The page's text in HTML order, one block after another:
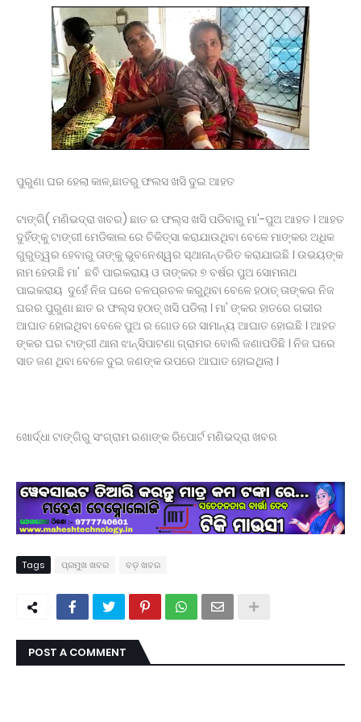
ନମ୍ବର ୱାର୍ଡ଼ ବାସୀଙ୍କୁ ମିଳିଲା ଶୁଦ୍ଧ ପାନୀୟ ଜଳ
ବାଇକରୁ ଖସିପଡି ମହିଳା ମୃତ, ହତ୍ୟା ଅଭିଯୋଗ ଆଣିଲେ
ପରିବାରବର୍ଗ
ବାଲିଅନ୍ତା ସୌମ୍ୟମର୍ଡର;ଚାର୍ଜସିଟ୍ ଦାଖଲ
ବିଦାହେବେ ଆଉ ୬ ବାଂଲାଦେଶୀ ।
ସଂଶୋଧିତ ପାଠ୍ୟପୁସ୍ତକ ତ୍ରୁଟି ନେଇ ସ୍ପଷ୍ଟୀକରଣ
ବିଜେପି କର୍ମୀଙ୍କୁ ହତ୍ୟା; ୨ଅଟକ ।
ବାଂଲାଦେଶକୁ ଫେରିବି- ଶେଖ୍ ହାସିନା ।
ବିନା ଦୋଷରେ ଜେଲ୍‌ରେ ୨୨ ବର୍ଷ ।
ଆବାସିକ ବିଦ୍ୟାଳୟରେ ହିଂସା! ନଡ଼ିଆ ବାହୁଙ୍ଗା ରେ 20ରୁ
ଘରେ ଘରେ ତ୍ରିରଙ୍ଗା ଅଭିଯାନ
ପୁରୁଣା ଘର ହେଲା କାଳ,ଛାତରୁ ଫଲସ ଖସି ଦୁଇ ଆହତ
ଟାଙ୍ଗି( ମଣିଭଦ୍ରା ଖବର) ଛାତ ର ଫଲ୍ସ ଖସି ପଡିବାରୁ ମା'-ପୁଅ ଆହତ । ଆହତ
ଦୁହିଁଙ୍କୁ ଟାଙ୍ଗୀ ମେଡିକାଲ ରେ ଚିକିତ୍ସା କରାଯାଉଥିବା ବେଳେ ମାଙ୍କର ଅଧିକ
ଗୁରୁତ୍ୱର ହେବାରୁ ତାଙ୍କୁ ଭୁବନେଶ୍ୱର ସ୍ଥାନାନ୍ତରିତ କରାଯାଇଛି । ଉଭୟଙ୍କ
ନାମ ହେଉଛି ମା' ଛବି ପାଇକରାୟ ଓ ତାଙ୍କର ୭ ବର୍ଷର ପୁଅ ସୋମନାଥ
ପାଇକରାୟ ଦୁହେଁ ନିଜ ଘରେ ଚଳପ୍ରଚଳ କରୁଥିବା ବେଳେ ହଠାତ୍ ତାଙ୍କର ନିଜ
ଘରର ପୁରୁଣା ଛାତ ର ଫଲ୍ସ ହଠାତ୍ ଖସି ପଡିଲା । ମା' ଙ୍କର ହାତରେ ଗଭୀର
ଆଘାତ ହୋଇଥିବା ବେଳେ ପୁଅ ର ଗୋଡ ରେ ସାମାନ୍ୟ ଆଘାତ ହୋଇଛି । ଆହତ
ଙ୍କର ଘର ଟାଙ୍ଗୀ ଥାନା ଝାନ୍ସିପାଟଣା ଗ୍ରାମର ବୋଲି ଜଣାପଡିଛି । ନିଜ ଘରେ
ସାତ ଜଣ ଥିବା ବେଳେ ଦୁଇ ଜଣଙ୍କ ଉପରେ ଆଘାତ ହୋଇଥିଲା ।
ଖୋର୍ଦ୍ଧା ଟାଙ୍ଗିରୁ ସଂଗ୍ରାମ ରଣାଙ୍କ ରିପୋର୍ଟ ମଣିଭଦ୍ରା ଖବର
Tags ପ୍ରମୁଖ ଖବର ବଡ଼ ଖବର
POST A COMMENT